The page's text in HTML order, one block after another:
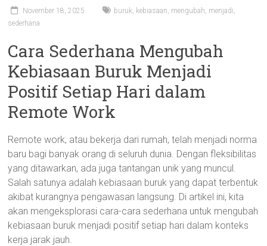
November 18, 2025 buruk, kebiasaan, mengubah, menjadi,
sederhana
Cara Sederhana Mengubah
Kebiasaan Buruk Menjadi
Positif Setiap Hari dalam
Remote Work
Remote work, atau bekerja dari rumah, telah menjadi norma
baru bagi banyak orang di seluruh dunia. Dengan fleksibilitas
yang ditawarkan, ada juga tantangan unik yang muncul.
Salah satunya adalah kebiasaan buruk yang dapat terbentuk
akibat kurangnya pengawasan langsung. Di artikel ini, kita
akan mengeksplorasi cara-cara sederhana untuk mengubah
kebiasaan buruk menjadi positif setiap hari dalam konteks
kerja jarak jauh.